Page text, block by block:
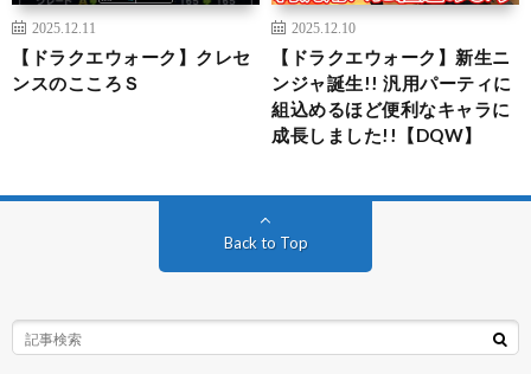
2025.12.11
【ドラクエウォーク】クレセ
ンスのこころＳ
2025.12.10
【ドラクエウォーク】新生ニ
ンジャ誕生!! 汎用パーティに
組込めるほど便利なキャラに
成長しました!!【DQW】
Back to Top